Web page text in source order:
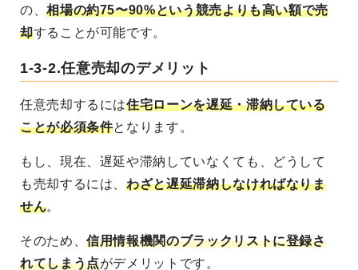
の、相場の約75〜90%という競売よりも高い額で売
却することが可能です。
1-3-2.任意売却のデメリット
任意売却するには住宅ローンを遅延・滞納している
ことが必須条件となります。
もし、現在、遅延や滞納していなくても、どうして
も売却するには、わざと遅延滞納しなければなりま
せん。
そのため、信用情報機関のブラックリストに登録さ
れてしまう点がデメリットです。